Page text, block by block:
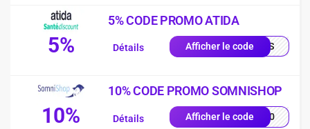
5%
5% CODE PROMO ATIDA
Afficher le codeCHYS
Détails
10%
10% CODE PROMO SOMNISHOP
Afficher le codep-10
Détails